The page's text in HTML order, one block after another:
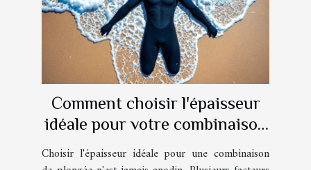
Comment choisir l'épaisseur
idéale pour votre combinaison
de plongée ?
Choisir l'épaisseur idéale pour une combinaison